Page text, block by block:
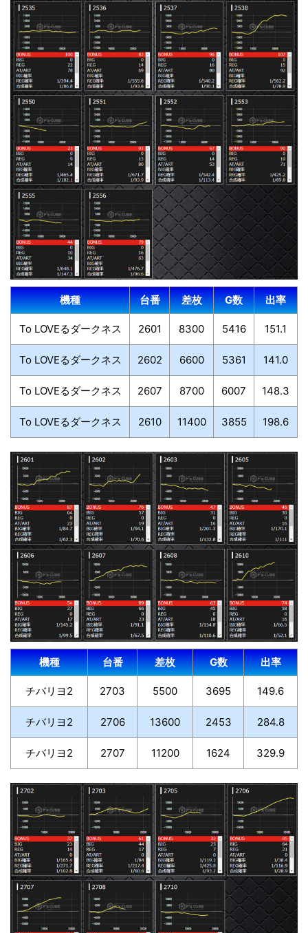
機種 台番 差枚 G数 出率
To LOVEるダークネス 2601 8300 5416 151.1
To LOVEるダークネス 2602 6600 5361 141.0
To LOVEるダークネス 2607 8700 6007 148.3
To LOVEるダークネス 2610 11400 3855 198.6
機種 台番 差枚 G数 出率
チバリヨ2 2703 5500 3695 149.6
チバリヨ2 2706 13600 2453 284.8
チバリヨ2 2707 11200 1624 329.9